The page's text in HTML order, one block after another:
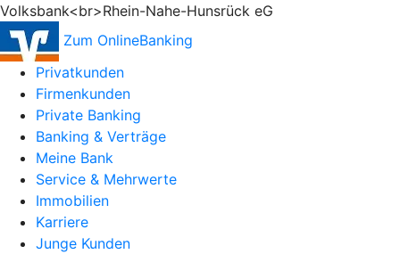
Volksbank<br>Rhein-Nahe-Hunsrück eG
Zum OnlineBanking
Privatkunden
Firmenkunden
Private Banking
Banking & Verträge
Meine Bank
Service & Mehrwerte
Immobilien
Karriere
Junge Kunden